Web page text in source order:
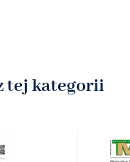
tej kategorii